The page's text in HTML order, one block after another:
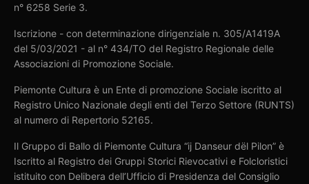
n° 6258 Serie 3.
Iscrizione - con determinazione dirigenziale n. 305/A1419A
del 5/03/2021 - al n° 434/TO del Registro Regionale delle
Associazioni di Promozione Sociale.
Piemonte Cultura è un Ente di promozione Sociale iscritto al
Registro Unico Nazionale degli enti del Terzo Settore (RUNTS)
al numero di Repertorio 52165.
Il Gruppo di Ballo di Piemonte Cultura “ij Danseur dël Pilon” è
Iscritto al Registro dei Gruppi Storici Rievocativi e Folcloristici
istituito con Delibera dell’Ufficio di Presidenza del Consiglio